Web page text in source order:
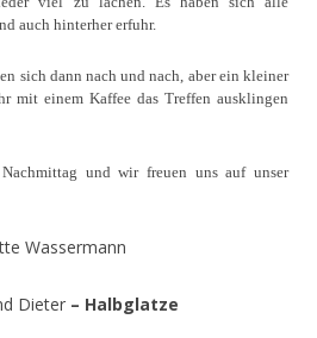
auch hinterher erfuhr.
sich dann nach und nach, aber ein kleiner
mit einem Kaffee das Treffen ausklingen
und wir freuen uns auf unser
Wassermann
Dieter – Halbglatze